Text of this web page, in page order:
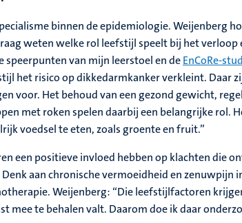
binnen de epidemiologie. Weijenberg
weten welke rol leefstijl speelt bij het verloop
speerpunten van mijn leerstoel en deEnCoRe-
het risico op dikkedarmkanker verkleint. Daar
voor. Het behoud van een gezond gewicht,
met roken spelen daarbij een belangrijke rol.
voedsel te eten, zoals groente en fruit.”
een positieve invloed hebben op klachten die
aan chronische vermoeidheid en zenuwpijn
Weijenberg: “Die leefstijlfactoren
te behalen valt. Daarom doe ik daar